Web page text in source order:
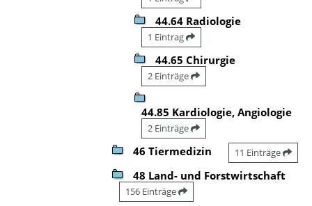
44.64 Radiologie
1 Eintrag
44.65 Chirurgie
2 Einträge
44.85 Kardiologie, Angiologie
2 Einträge
46 Tiermedizin 11 Einträge
48 Land- und Forstwirtschaft
156 Einträge